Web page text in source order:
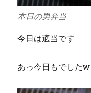
本日の男弁当
今日は適当です
あっ今日もでしたw